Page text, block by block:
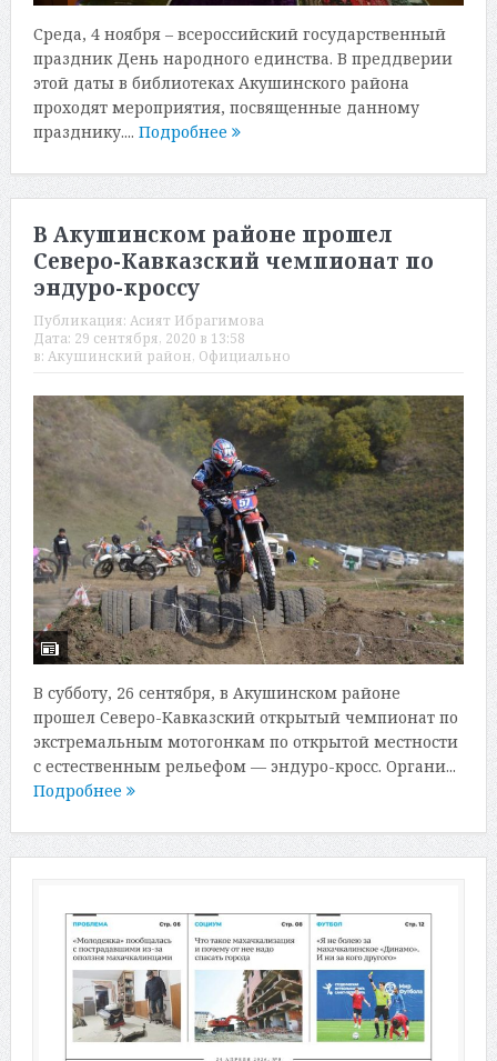
Среда, 4 ноября – всероссийский государственный
праздник День народного единства. В преддверии
этой даты в библиотеках Акушинского района
проходят мероприятия, посвященные данному
празднику.... Подробнее
В Акушинском районе прошел
Северо-Кавказский чемпионат по
эндуро-кроссу
Публикация: Асият Ибрагимова
Дата: 29 сентября, 2020 в 13:58
в: Акушинский район, Официально
В субботу, 26 сентября, в Акушинском районе
прошел Северо-Кавказский открытый чемпионат по
экстремальным мотогонкам по открытой местности
с естественным рельефом — эндуро-кросс. Органи...
Подробнее